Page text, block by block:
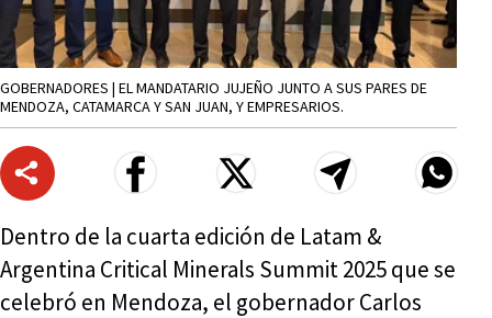
GOBERNADORES | EL MANDATARIO JUJEÑO JUNTO A SUS PARES DE
MENDOZA, CATAMARCA Y SAN JUAN, Y EMPRESARIOS.
Dentro de la cuarta edición de Latam &
Argentina Critical Minerals Summit 2025 que se
celebró en Mendoza, el gobernador Carlos